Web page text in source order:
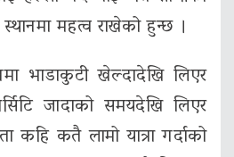
महत्व राखेको हुन्छ ।
भाडाकुटी खेल्दादेखि लिएर
जादाको समयदेखि लिएर
कहि कतै लामो यात्रा गर्दाको